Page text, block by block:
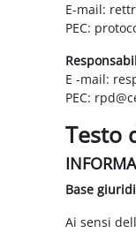
E-mail:
PEC:
E -mail:
PEC:
Testo
Base
Ai sensi